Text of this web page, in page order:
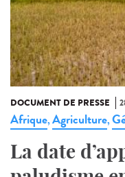
DOCUMENT DE PRESSE
Afrique,Agriculture,
La date